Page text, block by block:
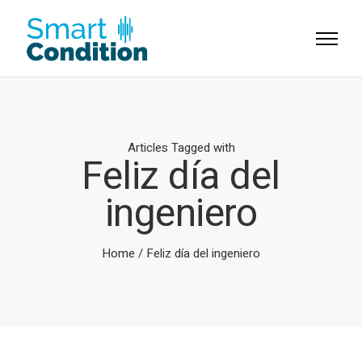
Articles Tagged with
Feliz día del
ingeniero
Home / Feliz día del ingeniero